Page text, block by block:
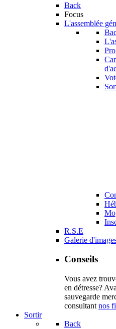
Back
Focus
L'assemblée
R.S.E
Galerie
Conseils
Vous avez
en détresse?
sauvegarde
consultant nos
Sortir
Back